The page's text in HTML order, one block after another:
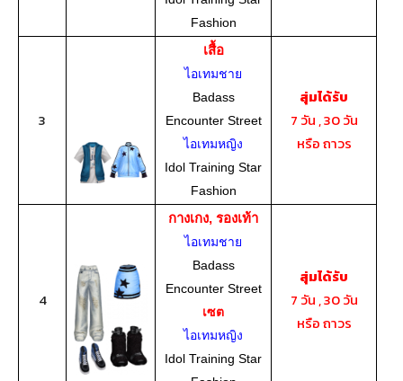
Fashion
3
เสื้อ
ไอเทมชาย
Badass
Encounter Street
ไอเทมหญิง
Idol Training Star
Fashion
สุ่มได้รับ
7 วัน , 30 วัน
หรือ ถาวร
4
กางเกง, รองเท้า
ไอเทมชาย
Badass
Encounter Street
เซต
ไอเทมหญิง
Idol Training Star
สุ่มได้รับ
7 วัน , 30 วัน
หรือ ถาวร